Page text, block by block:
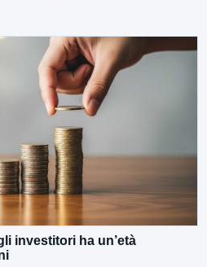
investitori ha un’età